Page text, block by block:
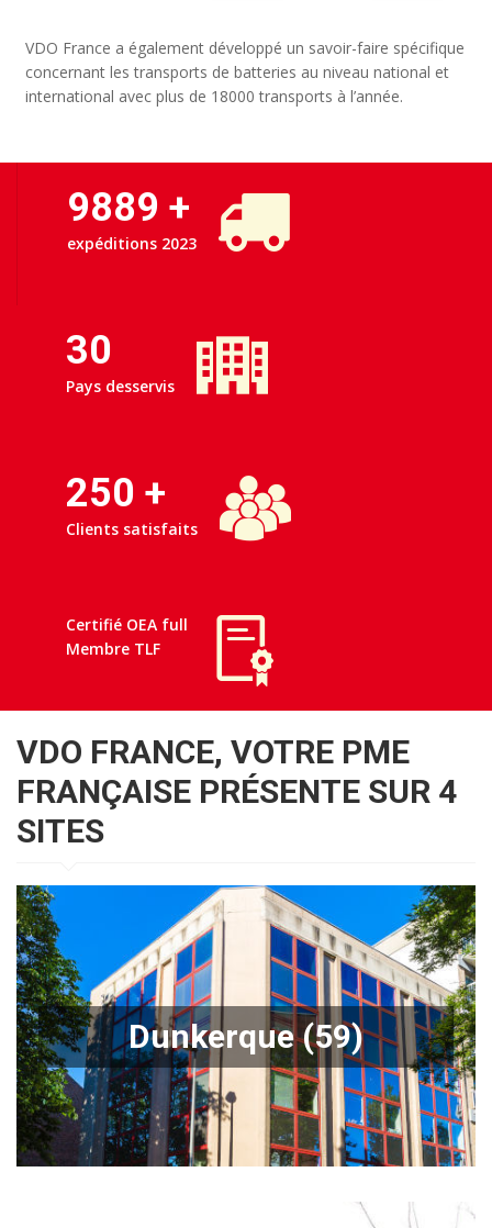
VDO France a également développé un savoir-faire spécifique
concernant les transports de batteries au niveau national et
international avec plus de 18000 transports à l’année.
11363+
expéditions 2023
30
Pays desservis
250 +
Clients satisfaits
Certifié OEA full
Membre TLF
VDO FRANCE, VOTRE PME
FRANÇAISE PRÉSENTE SUR 4
SITES
Dunkerque (59)
Agence de Dunkerque
Notre équipe dunkerquoise est à votre écoute pour
toutes vos demandes de transports.
En savoir +